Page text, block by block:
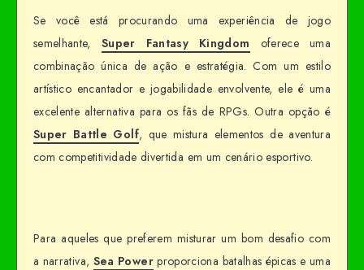
Se você está procurando uma experiência de jogo
semelhante, Super Fantasy Kingdom oferece uma
combinação única de ação e estratégia. Com um estilo
artístico encantador e jogabilidade envolvente, ele é uma
excelente alternativa para os fãs de RPGs. Outra opção é
Super Battle Golf, que mistura elementos de aventura
com competitividade divertida em um cenário esportivo.
Para aqueles que preferem misturar um bom desafio com
a narrativa, Sea Powerproporciona batalhas épicas e uma